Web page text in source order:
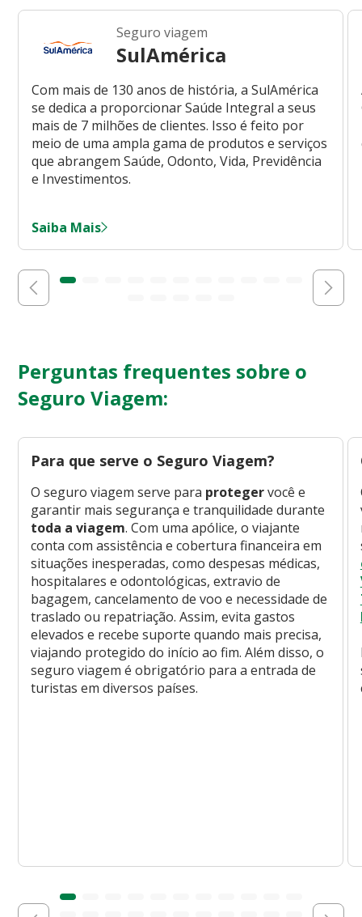
Seguro viagem
SulAmérica
Com mais de 130 anos de história, a SulAmérica
se dedica a proporcionar Saúde Integral a seus
mais de 7 milhões de clientes. Isso é feito por
meio de uma ampla gama de produtos e serviços
que abrangem Saúde, Odonto, Vida, Previdência
e Investimentos.
Saiba Mais
Perguntas frequentes sobre o
Seguro Viagem:
Para que serve o Seguro Viagem?
O seguro viagem serve para protegervocê e
garantir mais segurança e tranquilidade durante
toda a viagem. Com uma apólice, o viajante
conta com assistência e cobertura financeira em
situações inesperadas, como despesas médicas,
hospitalares e odontológicas, extravio de
bagagem, cancelamento de voo e necessidade de
traslado ou repatriação. Assim, evita gastos
elevados e recebe suporte quando mais precisa,
viajando protegido do início ao fim. Além disso, o
seguro viagem é obrigatório para a entrada de
turistas em diversos países.